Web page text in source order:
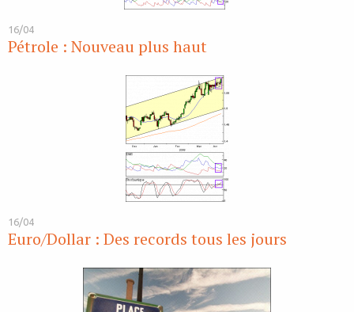
16/04
Pétrole : Nouveau plus haut
16/04
Euro/Dollar : Des records tous les jours